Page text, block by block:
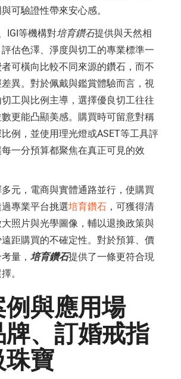
可驗證性帶來安心感。
IGI等機構對培育鑽石提供與天然相
估色澤、淨度與切工的專業標準一
可橫向比較不同來源的鑽石，而不
異。對於佩戴與鑑賞體驗而言，視
工與比例主導，選擇優良切工往往
更能凸顯美感。購買時可留意對稱
例，並使用理光燈或ASET等工具評
一分預算都聚焦在真正可見的效
元，電商與實體通路並行，使購買
專業平台挑選培育鑽石 ，可獲得清
照片與光學圖像，輔以退換政策與
距購買的不確定性。對於預算、價
量， 培育鑽石提供了一條更符合現
。
與應用場
、訂婚戒指
珠寶